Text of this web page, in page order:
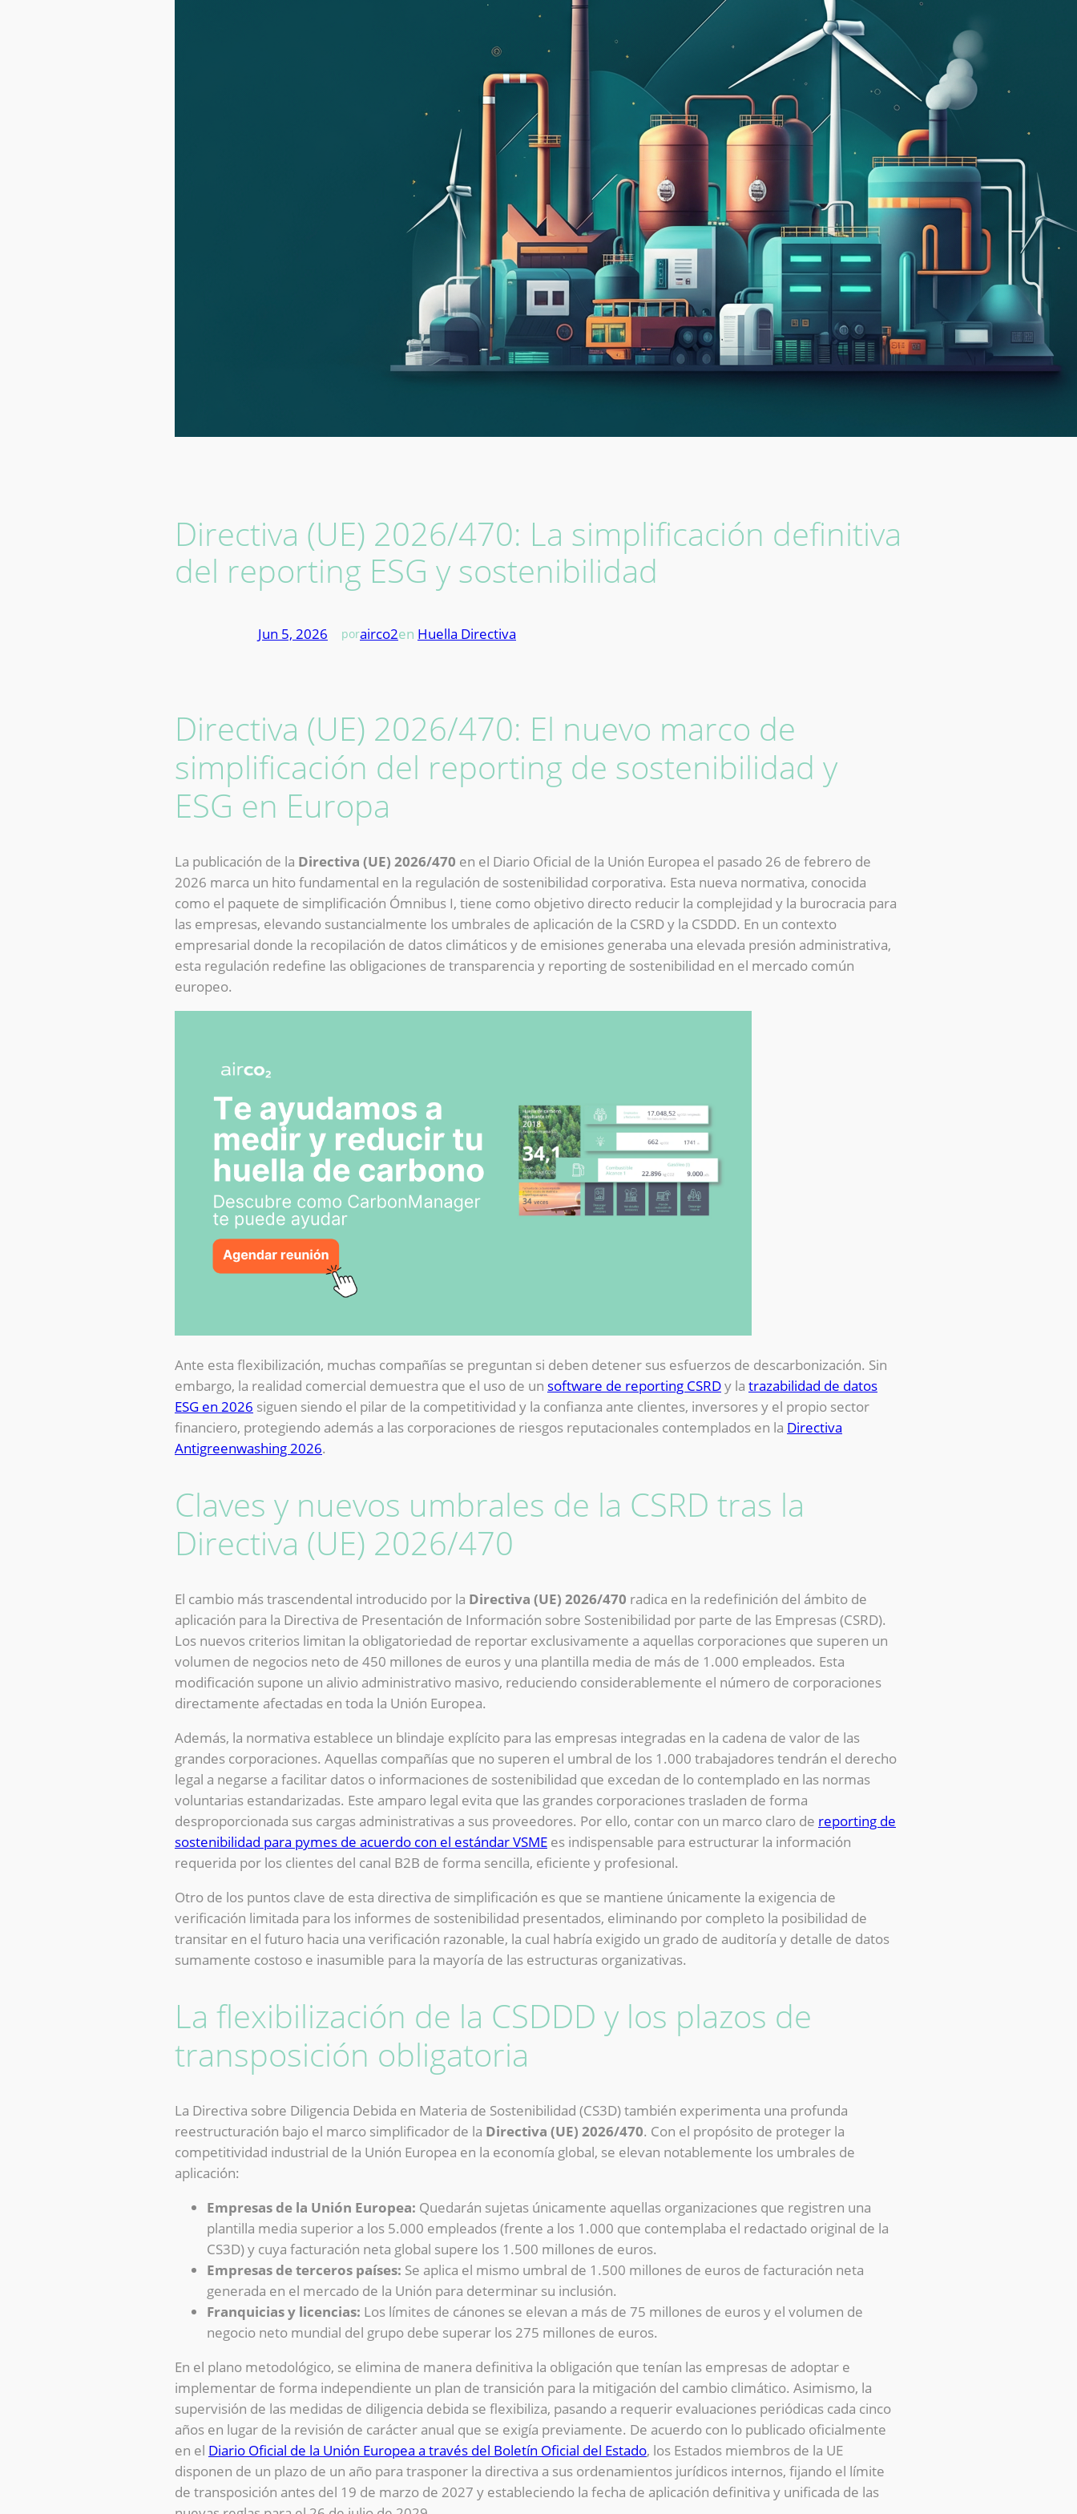
Directiva (UE) 2026/470: La simplificación definitiva
del reporting ESG y sostenibilidad
Jun 5, 2026 porairco2en Huella Directiva
Directiva (UE) 2026/470: El nuevo marco de
simplificación del reporting de sostenibilidad y
ESG en Europa
La publicación de la Directiva (UE) 2026/470 en el Diario Oficial de la Unión Europea el pasado 26 de febrero de
2026 marca un hito fundamental en la regulación de sostenibilidad corporativa. Esta nueva normativa, conocida
como el paquete de simplificación Ómnibus I, tiene como objetivo directo reducir la complejidad y la burocracia para
las empresas, elevando sustancialmente los umbrales de aplicación de la CSRD y la CSDDD. En un contexto
empresarial donde la recopilación de datos climáticos y de emisiones generaba una elevada presión administrativa,
esta regulación redefine las obligaciones de transparencia y reporting de sostenibilidad en el mercado común
europeo.
Ante esta flexibilización, muchas compañías se preguntan si deben detener sus esfuerzos de descarbonización. Sin
embargo, la realidad comercial demuestra que el uso de un software de reporting CSRDy la trazabilidad de datos
ESG en 2026 siguen siendo el pilar de la competitividad y la confianza ante clientes, inversores y el propio sector
financiero, protegiendo además a las corporaciones de riesgos reputacionales contemplados en la Directiva
Antigreenwashing 2026.
Claves y nuevos umbrales de la CSRD tras la
Directiva (UE) 2026/470
El cambio más trascendental introducido por la Directiva (UE) 2026/470 radica en la redefinición del ámbito de
aplicación para la Directiva de Presentación de Información sobre Sostenibilidad por parte de las Empresas (CSRD).
Los nuevos criterios limitan la obligatoriedad de reportar exclusivamente a aquellas corporaciones que superen un
volumen de negocios neto de 450 millones de euros y una plantilla media de más de 1.000 empleados. Esta
modificación supone un alivio administrativo masivo, reduciendo considerablemente el número de corporaciones
directamente afectadas en toda la Unión Europea.
Además, la normativa establece un blindaje explícito para las empresas integradas en la cadena de valor de las
grandes corporaciones. Aquellas compañías que no superen el umbral de los 1.000 trabajadores tendrán el derecho
legal a negarse a facilitar datos o informaciones de sostenibilidad que excedan de lo contemplado en las normas
voluntarias estandarizadas. Este amparo legal evita que las grandes corporaciones trasladen de forma
desproporcionada sus cargas administrativas a sus proveedores. Por ello, contar con un marco claro de reporting de
sostenibilidad para pymes de acuerdo con el estándar VSME es indispensable para estructurar la información
requerida por los clientes del canal B2B de forma sencilla, eficiente y profesional.
Otro de los puntos clave de esta directiva de simplificación es que se mantiene únicamente la exigencia de
verificación limitada para los informes de sostenibilidad presentados, eliminando por completo la posibilidad de
transitar en el futuro hacia una verificación razonable, la cual habría exigido un grado de auditoría y detalle de datos
sumamente costoso e inasumible para la mayoría de las estructuras organizativas.
La flexibilización de la CSDDD y los plazos de
transposición obligatoria
La Directiva sobre Diligencia Debida en Materia de Sostenibilidad (CS3D) también experimenta una profunda
reestructuración bajo el marco simplificador de la Directiva (UE) 2026/470. Con el propósito de proteger la
competitividad industrial de la Unión Europea en la economía global, se elevan notablemente los umbrales de
aplicación:
Empresas de la Unión Europea: Quedarán sujetas únicamente aquellas organizaciones que registren una
plantilla media superior a los 5.000 empleados (frente a los 1.000 que contemplaba el redactado original de la
CS3D) y cuya facturación neta global supere los 1.500 millones de euros.
Empresas de terceros países: Se aplica el mismo umbral de 1.500 millones de euros de facturación neta
generada en el mercado de la Unión para determinar su inclusión.
Franquicias y licencias: Los límites de cánones se elevan a más de 75 millones de euros y el volumen de
negocio neto mundial del grupo debe superar los 275 millones de euros.
En el plano metodológico, se elimina de manera definitiva la obligación que tenían las empresas de adoptar e
implementar de forma independiente un plan de transición para la mitigación del cambio climático. Asimismo, la
supervisión de las medidas de diligencia debida se flexibiliza, pasando a requerir evaluaciones periódicas cada cinco
años en lugar de la revisión de carácter anual que se exigía previamente. De acuerdo con lo publicado oficialmente
en el Diario Oficial de la Unión Europea a través del Boletín Oficial del Estado, los Estados miembros de la UE
disponen de un plazo de un año para trasponer la directiva a sus ordenamientos jurídicos internos, fijando el límite
de transposición antes del 19 de marzo de 2027 y estableciendo la fecha de aplicación definitiva y unificada de las